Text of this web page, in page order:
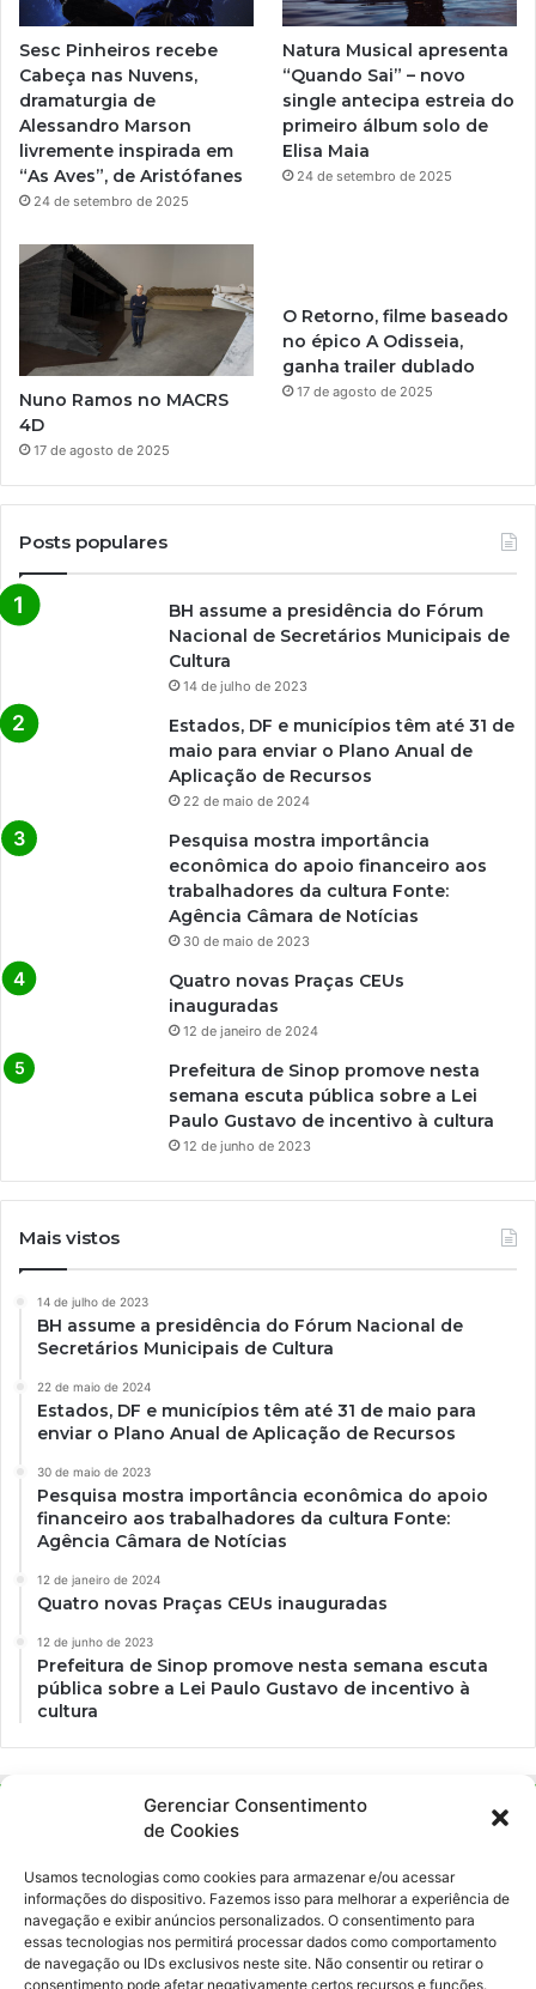
Gerenciar Consentimento
de Cookies
Usamos tecnologias como cookies para armazenar e/ou acessar
informações do dispositivo. Fazemos isso para melhorar a experiência de
navegação e exibir anúncios personalizados. O consentimento para
essas tecnologias nos permitirá processar dados como comportamento
de navegação ou IDs exclusivos neste site. Não consentir ou retirar o
consentimento pode afetar negativamente certos recursos e funções.
e
r
a
m
Sesc Pinheiros recebe
Cabeça nas Nuvens,
dramaturgia de
Alessandro Marson
livremente inspirada em
“As Aves”, de Aristófanes
24 de setembro de 2025
Natura Musical apresenta
“Quando Sai” – novo
single antecipa estreia do
primeiro álbum solo de
Elisa Maia
24 de setembro de 2025
Nuno Ramos no MACRS
4D
17 de agosto de 2025
O Retorno, filme baseado
no épico A Odisseia,
ganha trailer dublado
17 de agosto de 2025
Posts populares
BH assume a presidência do Fórum
Nacional de Secretários Municipais de
Cultura
14 de julho de 2023
Estados, DF e municípios têm até 31 de
maio para enviar o Plano Anual de
Aplicação de Recursos
22 de maio de 2024
Pesquisa mostra importância
econômica do apoio financeiro aos
trabalhadores da cultura Fonte:
Agência Câmara de Notícias
30 de maio de 2023
Quatro novas Praças CEUs
inauguradas
12 de janeiro de 2024
Prefeitura de Sinop promove nesta
semana escuta pública sobre a Lei
Paulo Gustavo de incentivo à cultura
12 de junho de 2023
Mais vistos
14 de julho de 2023
BH assume a presidência do Fórum Nacional de
Secretários Municipais de Cultura
22 de maio de 2024
Estados, DF e municípios têm até 31 de maio para
enviar o Plano Anual de Aplicação de Recursos
30 de maio de 2023
Pesquisa mostra importância econômica do apoio
financeiro aos trabalhadores da cultura Fonte:
Agência Câmara de Notícias
12 de janeiro de 2024
Quatro novas Praças CEUs inauguradas
12 de junho de 2023
Prefeitura de Sinop promove nesta semana escuta
pública sobre a Lei Paulo Gustavo de incentivo à
cultura
Ockara é uma plataforma multicultural e criativa. Nossa proposta é
oferecer o máximo de ferramentas para realizadores e